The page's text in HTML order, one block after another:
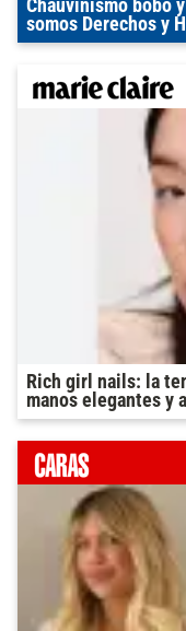
Chauvinismo bobo
somos Derechos y
Rich girl nails: la
manos elegantes y